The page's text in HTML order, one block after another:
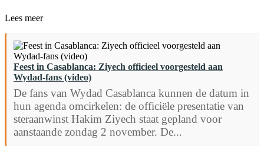
Lees meer
Feest in Casablanca: Ziyech officieel voorgesteld aan
Wydad-fans (video)
De fans van Wydad Casablanca kunnen de datum in
hun agenda omcirkelen: de officiële presentatie van
steraanwinst Hakim Ziyech staat gepland voor
aanstaande zondag 2 november. De...